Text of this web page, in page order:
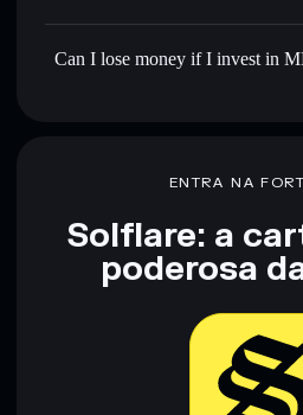
Can I lose money if I invest in
ENTRA NA
Solflare: a
poderosa